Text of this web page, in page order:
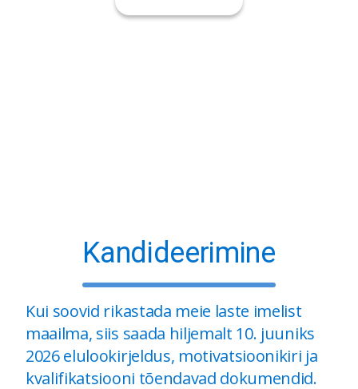
Kandideerimine
Kui soovid rikastada meie laste imelist
maailma, siis saada hiljemalt 10. juuniks
2026 elulookirjeldus, motivatsioonikiri ja
kvalifikatsiooni tõendavad dokumendid.